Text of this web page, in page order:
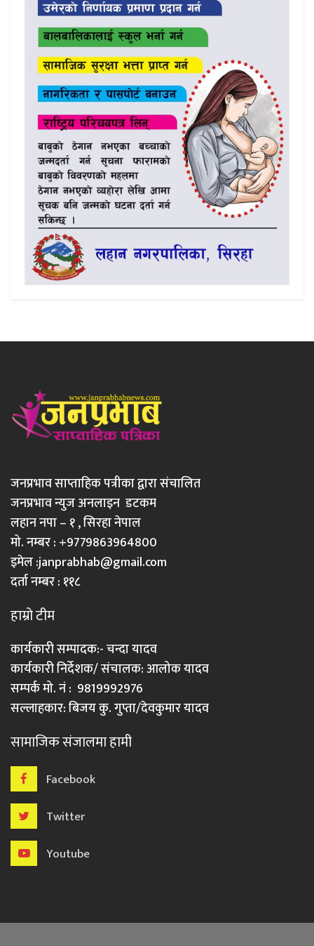
जनप्रभाव साप्ताहिक पत्रीका द्वारा संचालित
जनप्रभाव न्युज अनलाइन डटकम
लहान नपा – १ , सिरहा नेपाल
मो. नम्बर : +9779863964800
इमेल :janprabhab@gmail.com
दर्ता नम्बर : ११८
हाम्रो टीम
कार्यकारी सम्पादक:- चन्दा यादव
कार्यकारी निर्देशक/ संचालक: आलोक यादव
सम्पर्क मो. नं : 9819992976
सल्लाहकार: बिजय कु. गुप्ता/देवकुमार यादव
सामाजिक संजालमा हामी
Facebook
Twitter
Youtube